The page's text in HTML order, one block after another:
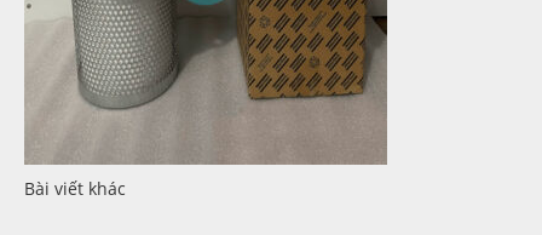
Bài viết khác